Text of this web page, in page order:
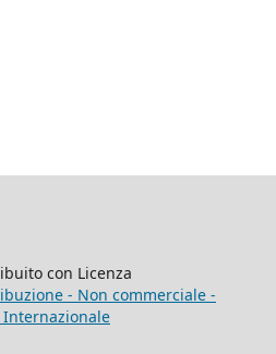
con Licenza
- Non commerciale -
Internazionale